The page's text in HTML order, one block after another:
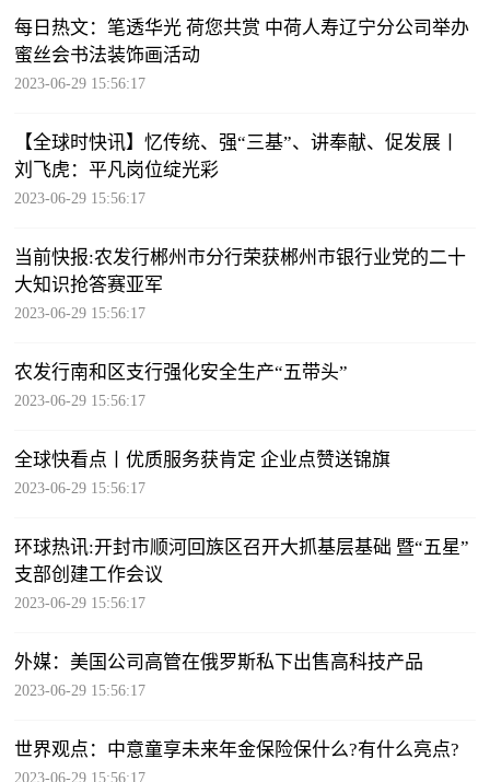
每日热文：笔透华光 荷您共赏 中荷人寿辽宁分公司举办
蜜丝会书法装饰画活动
2023-06-29 15:56:17
【全球时快讯】忆传统、强“三基”、讲奉献、促发展丨
刘飞虎：平凡岗位绽光彩
2023-06-29 15:56:17
当前快报:农发行郴州市分行荣获郴州市银行业党的二十
大知识抢答赛亚军
2023-06-29 15:56:17
农发行南和区支行强化安全生产“五带头”
2023-06-29 15:56:17
全球快看点丨优质服务获肯定 企业点赞送锦旗
2023-06-29 15:56:17
环球热讯:开封市顺河回族区召开大抓基层基础 暨“五星”
支部创建工作会议
2023-06-29 15:56:17
外媒：美国公司高管在俄罗斯私下出售高科技产品
2023-06-29 15:56:17
世界观点：中意童享未来年金保险保什么?有什么亮点?
2023-06-29 15:56:17